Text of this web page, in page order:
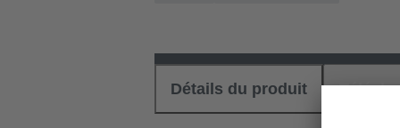
Détails du produit